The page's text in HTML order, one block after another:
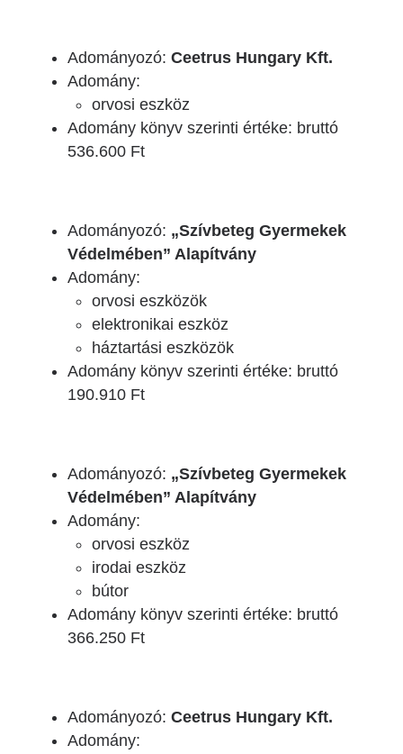
Adományozó: Ceetrus Hungary Kft.
Adomány:
orvosi eszköz
Adomány könyv szerinti értéke: bruttó
536.600 Ft
Adományozó: „Szívbeteg Gyermekek
Védelmében” Alapítvány
Adomány:
orvosi eszközök
elektronikai eszköz
háztartási eszközök
Adomány könyv szerinti értéke: bruttó
190.910 Ft
Adományozó: „Szívbeteg Gyermekek
Védelmében” Alapítvány
Adomány:
orvosi eszköz
irodai eszköz
bútor
Adomány könyv szerinti értéke: bruttó
366.250 Ft
Adományozó: Ceetrus Hungary Kft.
Adomány: